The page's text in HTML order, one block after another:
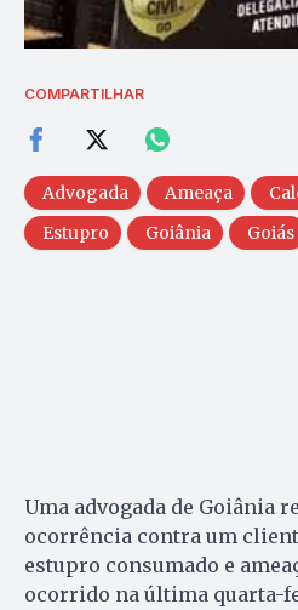
COMPARTILHAR
Advogada Ameaça
Estupro
Goiânia Goiás
Uma advogada de Goiânia
ocorrência contra um
estupro consumado e
ocorrido na última quarta-